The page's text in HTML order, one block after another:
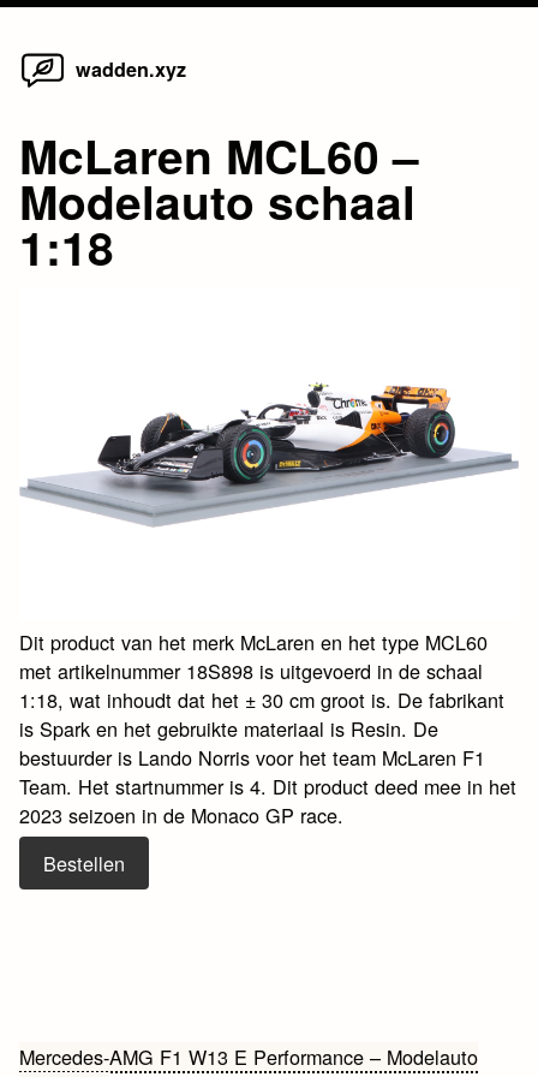
Skip
wadden.xyz
McLaren MCL60 –
Modelauto schaal
1:18
Dit product van het merk McLaren en het type MCL60
met artikelnummer 18S898 is uitgevoerd in de schaal
1:18, wat inhoudt dat het ± 30 cm groot is. De fabrikant
is Spark en het gebruikte materiaal is Resin. De
bestuurder is Lando Norris voor het team McLaren F1
Team. Het startnummer is 4. Dit product deed mee in het
2023 seizoen in de Monaco GP race.
Bestellen
Bericht
Mercedes-AMG F1 W13 E Performance – Modelauto